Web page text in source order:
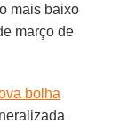
mais baixo
março de
bolha